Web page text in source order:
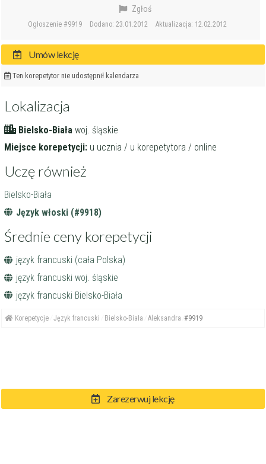
Zarezerwuj lekcję
Ogłoszenie #9919 Dodano: 23.01.2012 Aktualizacja: 12.02.2012
Zgłoś
Umów lekcję
Ten korepetytor nie udostępnił kalendarza
Lokalizacja
Bielsko-Biała woj. śląskie
Miejsce korepetycji: u ucznia / u korepetytora / online
Uczę również
Bielsko-Biała
Język włoski (#9918)
Średnie ceny korepetycji
język francuski (cała Polska)
język francuski woj. śląskie
język francuski Bielsko-Biała
Korepetycje Język francuski Bielsko-Biała Aleksandra #9919